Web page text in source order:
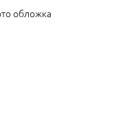
обложка